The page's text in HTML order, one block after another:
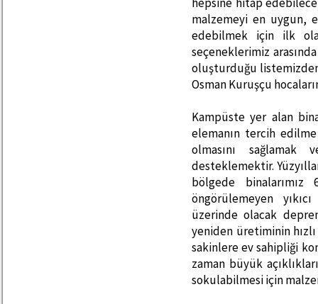
malzemeyi en uygun,
edebilmek için ilk
seçeneklerimiz
oluşturduğu listemizden
Osman Kuruşçu
Kampüste yer alan
elemanın tercih
olmasını sağlamak
desteklemektir.
bölgede
öngörülemeyen
üzerinde olacak
yeniden üretiminin
sakinlere ev sahipliği
zaman büyük
sokulabilmesi için